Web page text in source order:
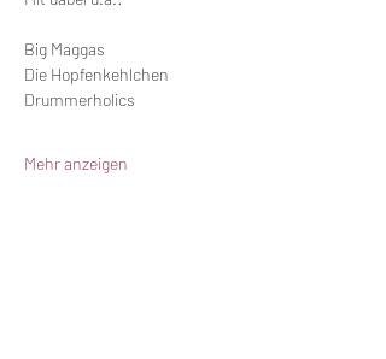
Big Maggas
Die Hopfenkehlchen
Drummerholics
Mehr anzeigen